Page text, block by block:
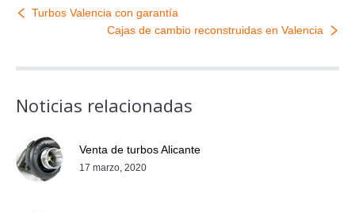
Turbos Valencia con garantía
Cajas de cambio reconstruidas en Valencia
Noticias relacionadas
Venta de turbos Alicante
17 marzo, 2020